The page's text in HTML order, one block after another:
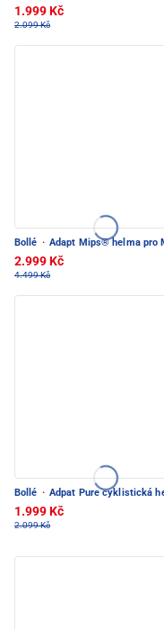
1.999 Kč
2.099 Kč
Bollé · Adapt Mips® helma pro
2.999 Kč
4.499 Kč
Bollé · Adpat Pure cyklistická
1.999 Kč
2.099 Kč